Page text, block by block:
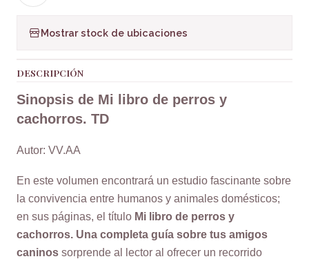
Mostrar stock de ubicaciones
DESCRIPCIÓN
Sinopsis de Mi libro de perros y
cachorros. TD
Autor: VV.AA
En este volumen encontrará un estudio fascinante sobre
la convivencia entre humanos y animales domésticos;
en sus páginas, el título Mi libro de perros y
cachorros. Una completa guía sobre tus amigos
caninos sorprende al lector al ofrecer un recorrido